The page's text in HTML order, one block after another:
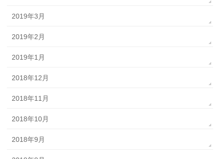
2019年3月
2019年2月
2019年1月
2018年12月
2018年11月
2018年10月
2018年9月